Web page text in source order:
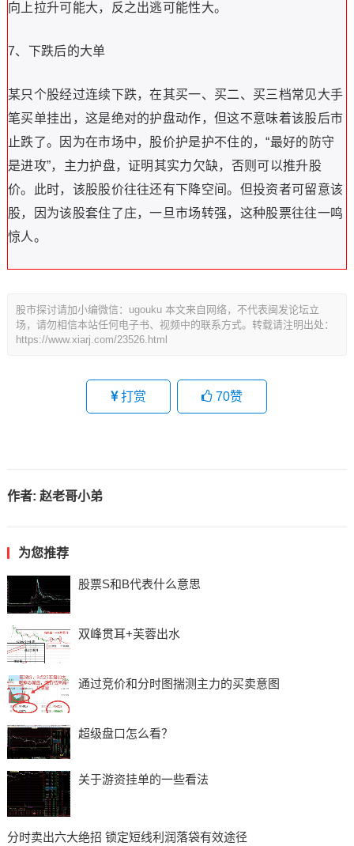
向上拉升可能大，反之出逃可能性大。
7、下跌后的大单
某只个股经过连续下跌，在其买一、买二、买三档常见大手
笔买单挂出，这是绝对的护盘动作，但这不意味着该股后市
止跌了。因为在市场中，股价护是护不住的，“最好的防守
是进攻”，主力护盘，证明其实力欠缺，否则可以推升股
价。此时，该股股价往往还有下降空间。但投资者可留意该
股，因为该股套住了庄，一旦市场转强，这种股票往往一鸣
惊人。
股市探讨请加小编微信：ugouku 本文来自网络，不代表闽发论坛立
场，请勿相信本站任何电子书、视频中的联系方式。转载请注明出处：
https://www.xiarj.com/23526.html
打赏 70赞
作者: 赵老哥小弟
为您推荐
股票S和B代表什么意思
双峰贯耳+芙蓉出水
通过竞价和分时图揣测主力的买卖意图
超级盘口怎么看？
关于游资挂单的一些看法
分时卖出六大绝招 锁定短线利润落袋有效途径